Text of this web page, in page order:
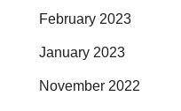
February 2023
January 2023
November 2022